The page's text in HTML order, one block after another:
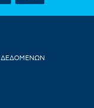
ΔΕΔΟΜΕΝΩΝ